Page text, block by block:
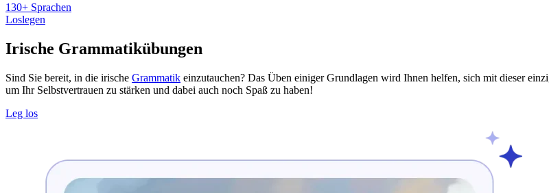
130+ Sprachen
Loslegen
Irische Grammatikübungen
Sind Sie bereit, in die irische Grammatik einzutauchen? Das Üben einiger Grundlagen wird Ihnen helfen, sich mit dieser
um Ihr Selbstvertrauen zu stärken und dabei auch noch Spaß zu haben!
Leg los